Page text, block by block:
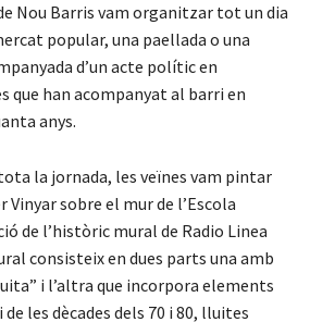
Nou Barris vam organitzar tot un dia
popular, una paellada o una
d’un acte polític en
que han acompanyat al barri en
anys.
la jornada, les veïnes vam pintar
sobre el mur de l’Escola
de l’històric mural de Radio Linea
consisteix en dues parts una amb
i l’altra que incorpora elements
les dècades dels 70 i 80, lluites